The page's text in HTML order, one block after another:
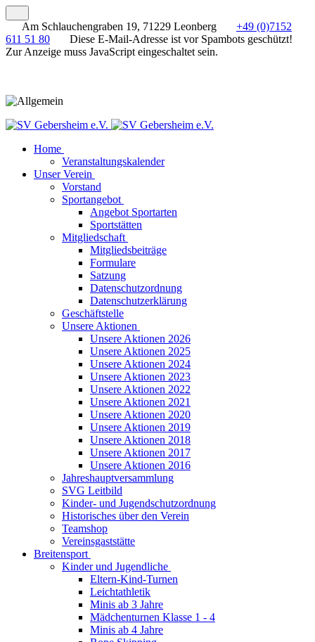
Am Schlauchengraben 19, 71229 Leonberg
+49 (0)7152
611 51 80
Diese E-Mail-Adresse ist vor Spambots geschützt!
Zur Anzeige muss JavaScript eingeschaltet sein.
Home
Veranstaltungskalender
Unser Verein
Vorstand
Sportangebot
Angebot Sportarten
Sportstätten
Mitgliedschaft
Mitgliedsbeiträge
Formulare
Satzung
Datenschutzordnung
Datenschutzerklärung
Geschäftstelle
Unsere Aktionen
Unsere Aktionen 2026
Unsere Aktionen 2025
Unsere Aktionen 2024
Unsere Aktionen 2023
Unsere Aktionen 2022
Unsere Aktionen 2021
Unsere Aktionen 2020
Unsere Aktionen 2019
Unsere Aktionen 2018
Unsere Aktionen 2017
Unsere Aktionen 2016
Jahreshauptversammlung
SVG Leitbild
Kinder- und Jugendschutzordnung
Historisches über den Verein
Teamshop
Vereinsgaststätte
Breitensport
Kinder und Jugendliche
Eltern-Kind-Turnen
Leichtathletik
Minis ab 3 Jahre
Mädchenturnen Klasse 1 - 4
Minis ab 4 Jahre